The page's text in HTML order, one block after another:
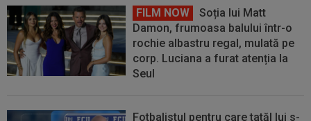
FILM NOW
Soția lui Matt
Damon, frumoasa balului într-o
rochie albastru regal, mulată pe
corp. Luciana a furat atenția la
Seul
Fotbalistul pentru care tatăl lui s-